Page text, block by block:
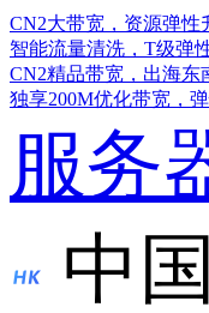
CN2大带宽，资源弹性
智能流量清洗，T级弹
CN2精品带宽，出海东
独享200M优化带宽，
服务
中